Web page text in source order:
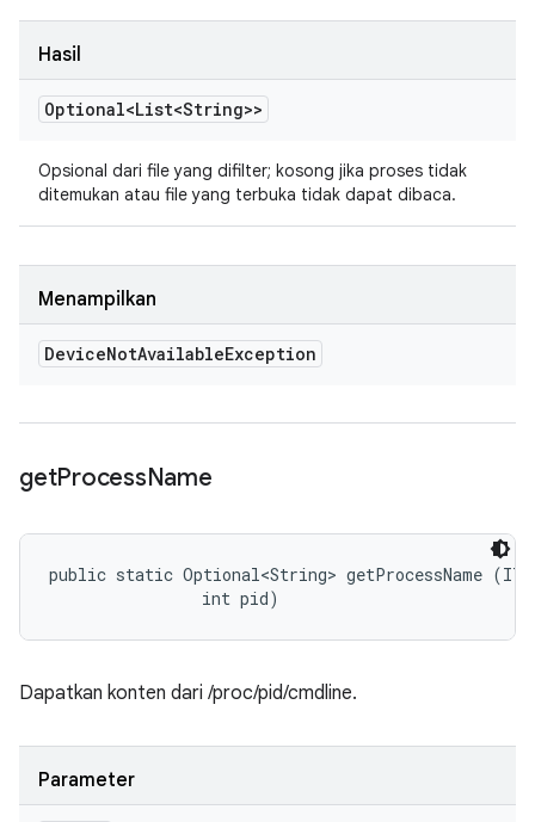
Hasil
Optional<List<String>>
Opsional dari file yang difilter; kosong jika proses tidak
ditemukan atau file yang terbuka tidak dapat dibaca.
Menampilkan
DeviceNotAvailableException
getProcessName
public static Optional<String> getProcessName
                int pid)
Dapatkan konten dari /proc/pid/cmdline.
Parameter